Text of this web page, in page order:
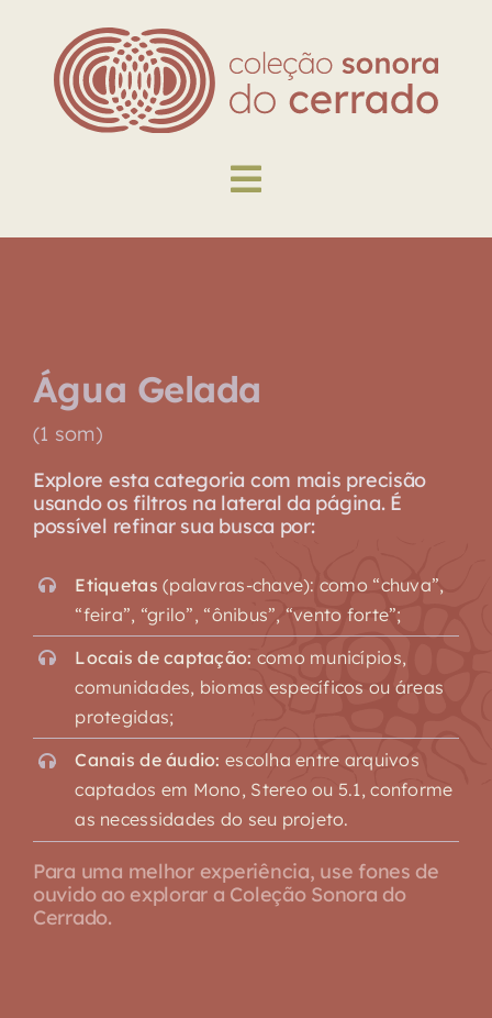
content
Toggle
Navigation
Explore
Sobre
Água Gelada
(1 som)
Explore esta categoria com mais precisão
usando os filtros na lateral da página. É
possível refinar sua busca por:
Etiquetas (palavras-chave): como “chuva”,
“feira”, “grilo”, “ônibus”, “vento forte”;
Locais de captação: como municípios,
comunidades, biomas específicos ou áreas
protegidas;
Canais de áudio: escolha entre arquivos
captados em Mono, Stereo ou 5.1, conforme
as necessidades do seu projeto.
Para uma melhor experiência, use fones de
ouvido ao explorar a Coleção Sonora do
Cerrado.